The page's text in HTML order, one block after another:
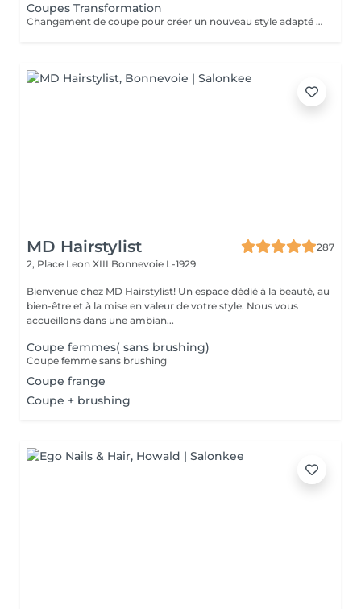
Coupes Transformation
Changement de coupe pour créer un nouveau style adapté à la forme du visage, à la texture des cheveux et aux envies de la cliente. Peut inclure une modification importante de la loungeur et du volume.
MD Hairstylist
287
2, Place Leon XIII Bonnevoie L-1929
Bienvenue chez MD Hairstylist! Un espace dédié à la beauté, au
bien-être et à la mise en valeur de votre style. Nous vous
accueillons dans une ambian...
Coupe femmes( sans brushing)
Coupe femme sans brushing
Coupe frange
Coupe + brushing